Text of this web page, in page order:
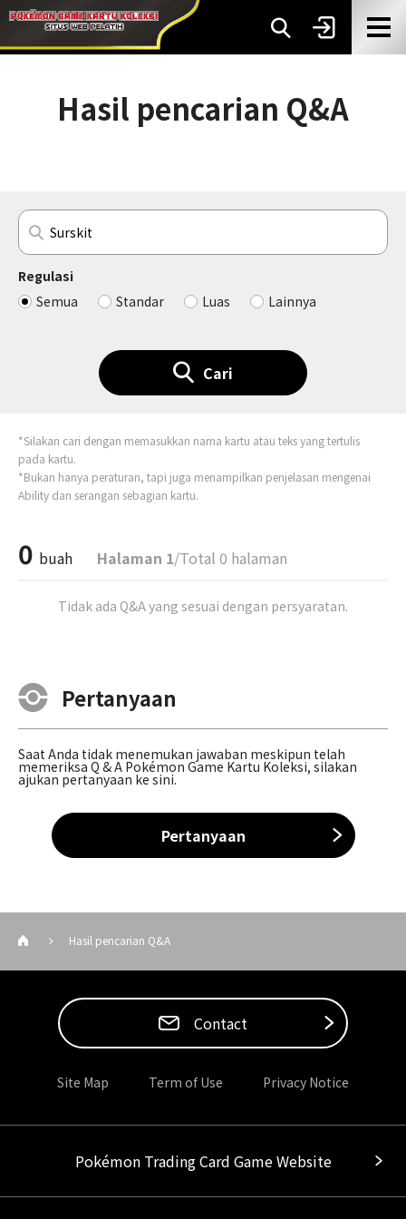
Hasil pencarian Q&A
Regulasi
Semua
Standar Luas Lainnya
Cari
*Silakan cari dengan memasukkan nama kartu atau teks yang tertulis
pada kartu.
*Bukan hanya peraturan, tapi juga menampilkan penjelasan mengenai
Ability dan serangan sebagian kartu.
0 buah Halaman 1/Total 0 halaman
Tidak ada Q&A yang sesuai dengan persyaratan.
Pertanyaan
Saat Anda tidak menemukan jawaban meskipun telah
memeriksa Q & A Pokémon Game Kartu Koleksi, silakan
ajukan pertanyaan ke sini.
Pertanyaan
Hasil pencarian Q&A
Contact
Site Map Term of Use Privacy Notice
Pokémon Trading Card Game Website